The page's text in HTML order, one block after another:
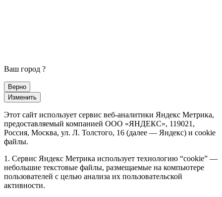
Ваш город ?
Верно
Изменить
Этот сайт использует сервис веб-аналитики Яндекс Метрика,
предоставляемый компанией ООО «ЯНДЕКС», 119021,
Россия, Москва, ул. Л. Толстого, 16 (далее — Яндекс) и cookie
файлы.
1. Сервис Яндекс Метрика использует технологию “cookie” —
небольшие текстовые файлы, размещаемые на компьютере
пользователей с целью анализа их пользовательской
активности.